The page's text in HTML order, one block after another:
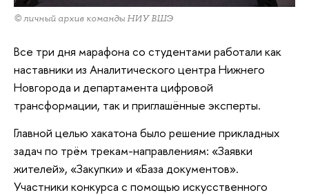
© личный архив команды НИУ ВШЭ
Все три дня марафона со студентами работали как
наставники из Аналитического центра Нижнего
Новгорода и департамента цифровой
трансформации, так и приглашённые эксперты.
Главной целью хакатона было решение прикладных
задач по трём трекам-направлениям: «Заявки
жителей», «Закупки» и «База документов».
Участники конкурса с помощью искусственного